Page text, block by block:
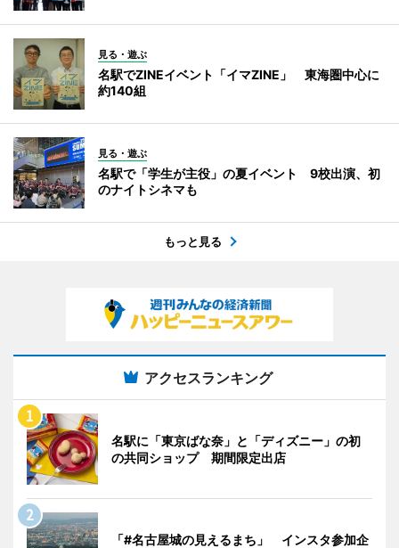
見る・遊ぶ
名駅でZINEイベント「イマZINE」 東海圏中心に
約140組
見る・遊ぶ
名駅で「学生が主役」の夏イベント 9校出演、初
のナイトシネマも
もっと見る
アクセスランキング
名駅に「東京ばな奈」と「ディズニー」の初
の共同ショップ 期間限定出店
「#名古屋城の見えるまち」 インスタ参加企